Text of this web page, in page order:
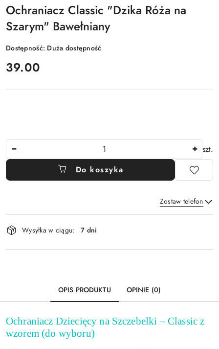
Ochraniacz Classic "Dzika Róża na
Szarym" Bawełniany
Dostępność: Duża dostępność
cena:
39.00
szt.
Do koszyka
Zostaw telefon
Dostępność
i
dostawa
Wysyłka w ciągu: 7 dni
OPIS PRODUKTU OPINIE (0)
Ochraniacz Dziecięcy na Szczebelki – Classic z
wzorem (do wyboru)